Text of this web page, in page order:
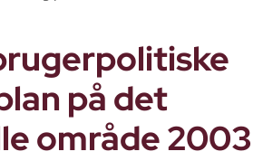
på det
område 2003